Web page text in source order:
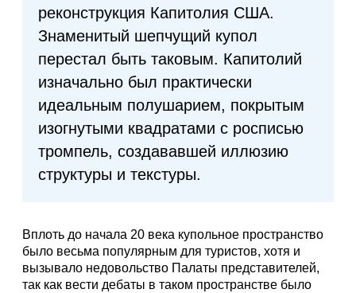
реконструкция Капитолия США.
Знаменитый шепчущий купол
перестал быть таковым. Капитолий
изначально был практически
идеальным полушарием, покрытым
изогнутыми квадратами с росписью
тромпель, создававшей иллюзию
структуры и текстуры.
Вплоть до начала 20 века купольное пространство
было весьма популярным для туристов, хотя и
вызывало недовольство Палаты представителей,
так как вести дебаты в таком пространстве было